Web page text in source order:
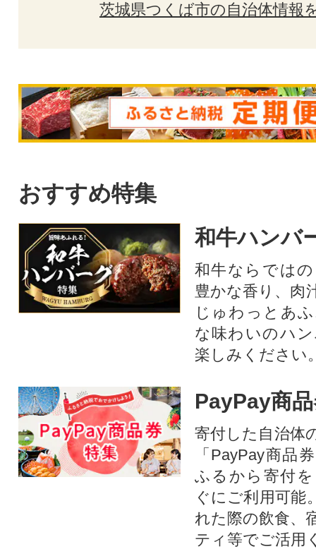
茨城県つくば市の自治体情報
おすすめ特集
和牛ハンバ
和牛ならでは
豊かな香り、肉
じゅわっとあ
な味わいのハ
楽しみください
PayPay商
寄付した自治体
「PayPay商品
ふるから寄付
ぐにご利用可能
れた際の飲食、
ティ等でご活用